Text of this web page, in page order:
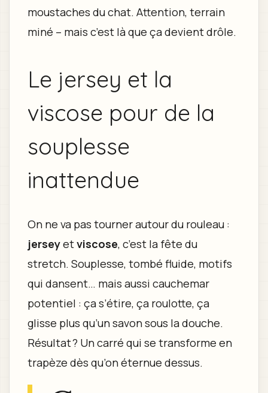
moustaches du chat. Attention, terrain
miné – mais c’est là que ça devient drôle.
Le jersey et la
viscose pour de la
souplesse
inattendue
On ne va pas tourner autour du rouleau :
jerseyetviscose, c’est la fête du
stretch. Souplesse, tombé fluide, motifs
qui dansent… mais aussi cauchemar
potentiel : ça s’étire, ça roulotte, ça
glisse plus qu’un savon sous la douche.
Résultat ? Un carré qui se transforme en
trapèze dès qu’on éternue dessus.